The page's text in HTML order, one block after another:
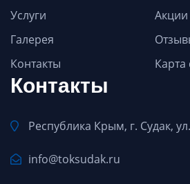
Услуги
Акции
Галерея
Контакты
Карта
Контакты
Республика Крым, г. Судак,
info@toksudak.ru